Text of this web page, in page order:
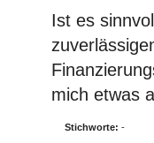
Ist es
mich etwas
Stichworte: -